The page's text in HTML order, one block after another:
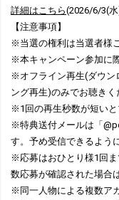
詳細はこちら(2026/6/3(
【注意事項】
※当選の権利は当選者様
※本キャンペーン参加に
※オフライン再生(ダウン
ング再生)のみでお聴きく
※1回の再生秒数が短いと
※特典送付メールは「
す。予め受信できるよう
※応募はおひとり様1回
数応募が確認された場合
※同一人物による複数ア